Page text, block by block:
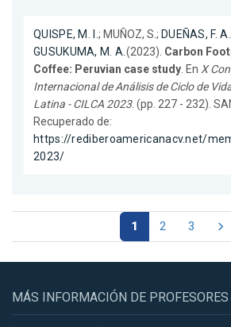
QUISPE, M. I.; MUÑOZ, S.; DUEÑAS, F. A.
GUSUKUMA, M. A.(2023). Carbon
Coffee: Peruvian case study. En X
Internacional de Análisis de Ciclo de
Latina - CILCA 2023. (pp. 227 - 232).
Recuperado de:
https://rediberoamericanacv.net/
2023/
1 2 3
MÁS INFORMACIÓN DE